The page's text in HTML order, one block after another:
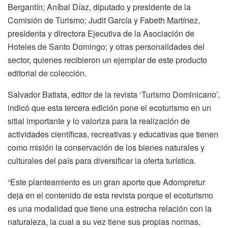
Bergantín; Aníbal Díaz, diputado y presidente de la
Comisión de Turismo; Judit García y Fabeth Martínez,
presidenta y directora Ejecutiva de la Asociación de
Hoteles de Santo Domingo; y otras personalidades del
sector, quienes recibieron un ejemplar de este producto
editorial de colección.
Salvador Batista, editor de la revista ‘Turismo Dominicano’,
indicó que esta tercera edición pone el ecoturismo en un
sitial importante y lo valoriza para la realización de
actividades científicas, recreativas y educativas que tienen
como misión la conservación de los bienes naturales y
culturales del país para diversificar la oferta turística.
“Este planteamiento es un gran aporte que Adompretur
deja en el contenido de esta revista porque el ecoturismo
es una modalidad que tiene una estrecha relación con la
naturaleza, la cual a su vez tiene sus propias normas,